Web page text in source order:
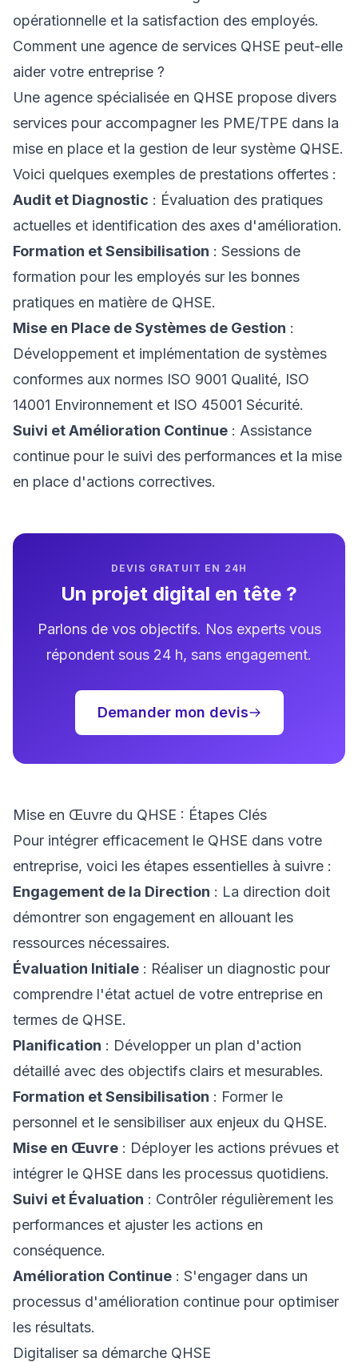
opérationnelle et la satisfaction des employés.
Comment une agence de services QHSE peut-elle
aider votre entreprise ?
Une agence spécialisée en QHSE propose divers
services pour accompagner les PME/TPE dans la
mise en place et la gestion de leur système QHSE.
Voici quelques exemples de prestations offertes :
Audit et Diagnostic : Évaluation des pratiques
actuelles et identification des axes d'amélioration.
Formation et Sensibilisation : Sessions de
formation pour les employés sur les bonnes
pratiques en matière de QHSE.
Mise en Place de Systèmes de Gestion :
Développement et implémentation de systèmes
conformes aux normes ISO 9001 Qualité, ISO
14001 Environnement et ISO 45001 Sécurité.
Suivi et Amélioration Continue : Assistance
continue pour le suivi des performances et la mise
en place d'actions correctives.
DEVIS GRATUIT EN 24H
Un projet digital en tête ?
Parlons de vos objectifs. Nos experts vous
répondent sous 24 h, sans engagement.
Demander mon devis
Mise en Œuvre du QHSE : Étapes Clés
Pour intégrer efficacement le QHSE dans votre
entreprise, voici les étapes essentielles à suivre :
Engagement de la Direction : La direction doit
démontrer son engagement en allouant les
ressources nécessaires.
Évaluation Initiale : Réaliser un diagnostic pour
comprendre l'état actuel de votre entreprise en
termes de QHSE.
Planification : Développer un plan d'action
détaillé avec des objectifs clairs et mesurables.
Formation et Sensibilisation : Former le
personnel et le sensibiliser aux enjeux du QHSE.
Mise en Œuvre : Déployer les actions prévues et
intégrer le QHSE dans les processus quotidiens.
Suivi et Évaluation : Contrôler régulièrement les
performances et ajuster les actions en
conséquence.
Amélioration Continue : S'engager dans un
processus d'amélioration continue pour optimiser
les résultats.
Digitaliser sa démarche QHSE